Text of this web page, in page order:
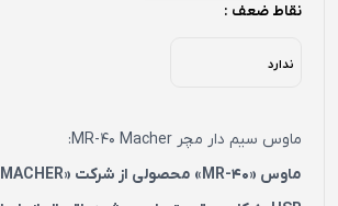
نقاط ضعف :
ندارد
ماوس سیم دار مچر MR-40 Macher: